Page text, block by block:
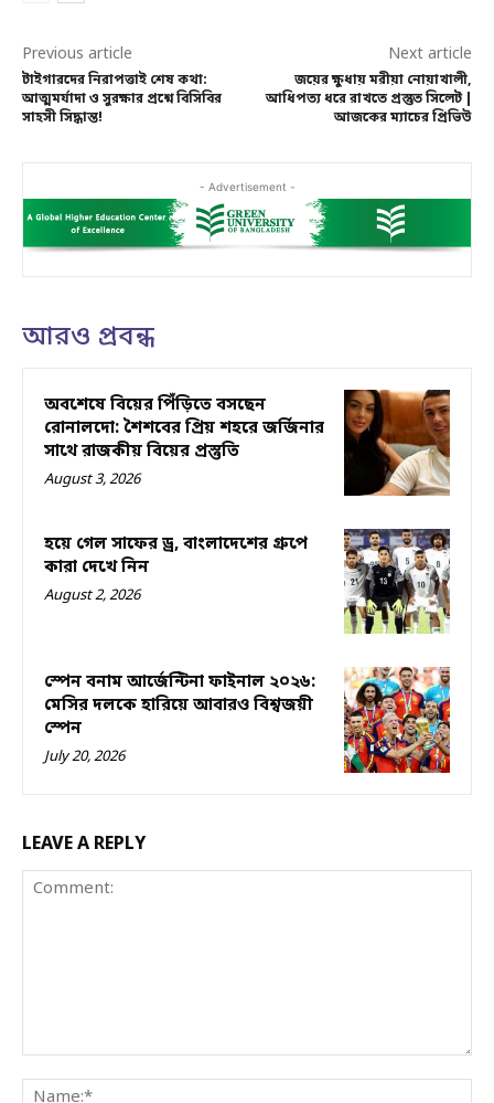
Previous article
টাইগারদের নিরাপত্তাই শেষ কথা:
আত্মমর্যাদা ও সুরক্ষার প্রশ্নে বিসিবির
সাহসী সিদ্ধান্ত!
Next article
জয়ের ক্ষুধায় মরীয়া নোয়াখালী,
আধিপত্য ধরে রাখতে প্রস্তুত সিলেট |
আজকের ম্যাচের প্রিভিউ
- Advertisement -
আরও প্রবন্ধ
অবশেষে বিয়ের পিঁড়িতে বসছেন
রোনালদো: শৈশবের প্রিয় শহরে জর্জিনার
সাথে রাজকীয় বিয়ের প্রস্তুতি
August 3, 2026
হয়ে গেল সাফের ড্র, বাংলাদেশের গ্রুপে
কারা দেখে নিন
August 2, 2026
স্পেন বনাম আর্জেন্টিনা ফাইনাল ২০২৬:
মেসির দলকে হারিয়ে আবারও বিশ্বজয়ী
স্পেন
July 20, 2026
LEAVE A REPLY